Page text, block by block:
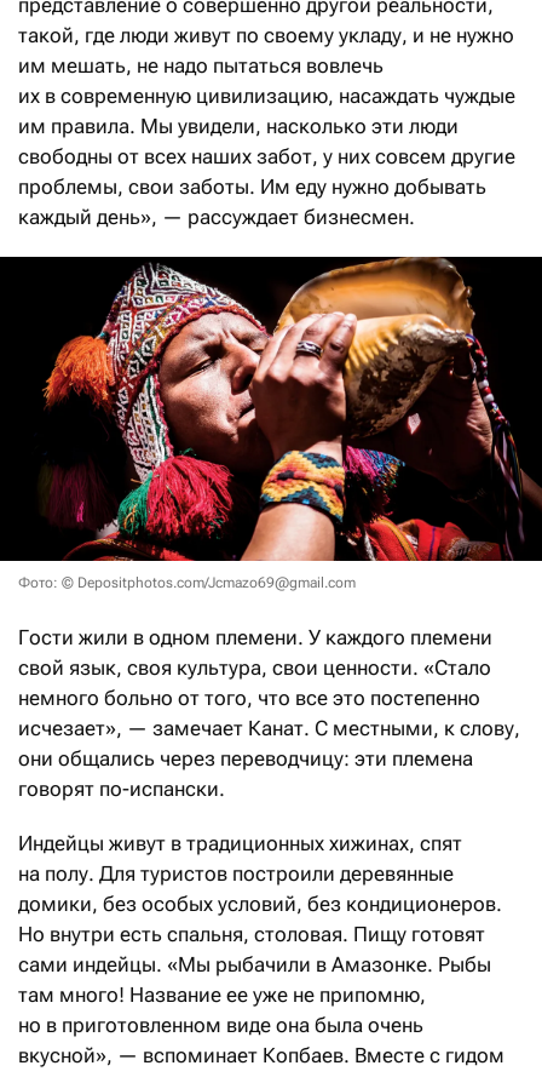
такой, где люди живут по своему укладу, и не нужно
им мешать, не надо пытаться вовлечь
их в современную цивилизацию, насаждать чуждые
им правила. Мы увидели, насколько эти люди
свободны от всех наших забот, у них совсем другие
проблемы, свои заботы. Им еду нужно добывать
каждый день», — рассуждает бизнесмен.
Фото: © Depositphotos.com/Jcmazo69@gmail.com
Гости жили в одном племени. У каждого племени
свой язык, своя культура, свои ценности. «Стало
немного больно от того, что все это постепенно
исчезает», — замечает Канат. С местными, к слову,
они общались через переводчицу: эти племена
говорят по-испански.
Индейцы живут в традиционных хижинах, спят
на полу. Для туристов построили деревянные
домики, без особых условий, без кондиционеров.
Но внутри есть спальня, столовая. Пищу готовят
сами индейцы. «Мы рыбачили в Амазонке. Рыбы
там много! Название ее уже не припомню,
но в приготовленном виде она была очень
вкусной», — вспоминает Копбаев. Вместе с гидом